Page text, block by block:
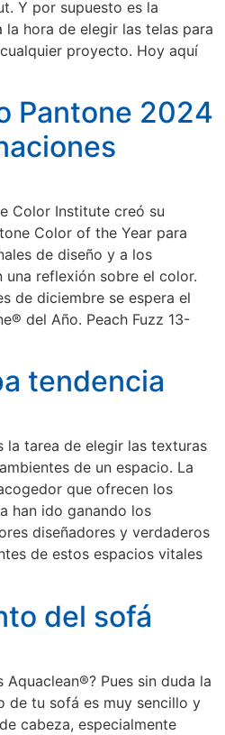
Y por supuesto es la
hora de elegir las telas para
proyecto. Hoy aquí
Pantone 2024
Color Institute creó su
Color of the Year para
de diseño y a los
reflexión sobre el color.
de diciembre se espera el
del Año. Peach Fuzz 13-
tendencia
la tarea de elegir las texturas
de un espacio. La
que ofrecen los
han ido ganando los
diseñadores y verdaderos
de estos espacios vitales
del sofá
Aquaclean®? Pues sin duda la
de tu sofá es muy sencillo y
cabeza, especialmente